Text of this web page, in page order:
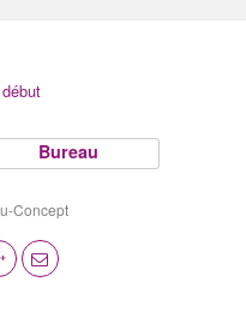
Bureau
Concept